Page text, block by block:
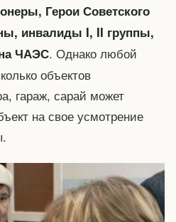
Герои Советского
инвалиды I, II группы,
ЧАЭС. Однако любой
объектов
гараж, сарай может
на свое усмотрение